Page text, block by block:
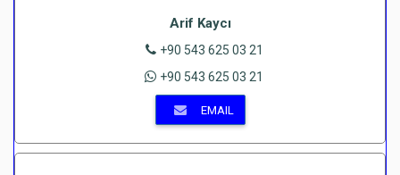
Arif Kaycı
+90 543 625 03 21
+90 543 625 03 21
EMAIL